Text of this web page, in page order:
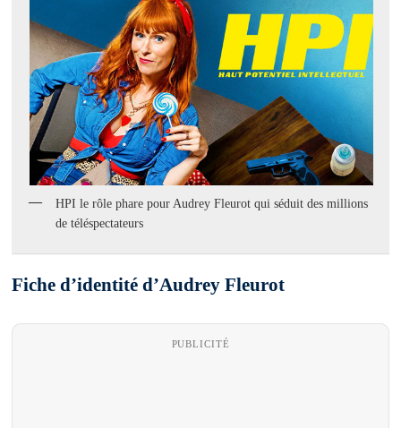
HPI le rôle phare pour Audrey Fleurot qui séduit des millions
de téléspectateurs
Fiche d’identité d’Audrey Fleurot
PUBLICITÉ